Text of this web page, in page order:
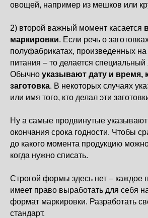
овощей, например из мешков или
2) второй важный момент касается
маркировки. Если речь о
полуфабрикатах, произведенных
питания – то делается специальный
Обычно указывают дату и время,
заготовка. В некоторых случаях
или имя того, кто делал эти
Ну а самые продвинутые
окончания срока годности. Чтобы
до какого момента продукцию
когда нужно списать.
Строгой формы здесь нет – каждое
имеет право выработать для себя
формат маркировки. Разработать
стандарт.